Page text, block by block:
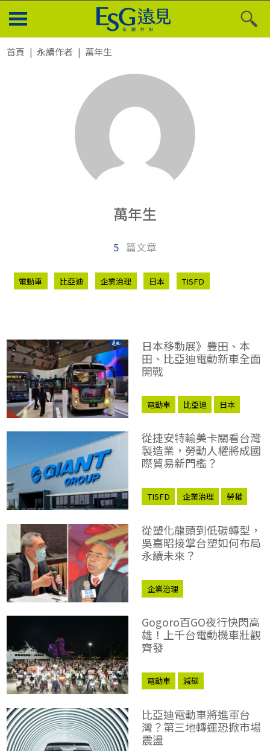
首頁 永續作者 萬年生
萬年生
5 篇文章
電動車 比亞迪 企業治理 日本 TISFD
日本移動展》豐田、本
田、比亞迪電動新車全面
開戰
電動車 比亞迪 日本
從捷安特輸美卡關看台灣
製造業，勞動人權將成國
際貿易新門檻？
TISFD 企業治理 勞權
從塑化龍頭到低碳轉型，
吳嘉昭接掌台塑如何布局
永續未來？
企業治理
Gogoro百GO夜行快閃高
雄！上千台電動機車壯觀
齊發
電動車 減碳
比亞迪電動車將進軍台
灣？第三地轉運恐掀市場
震盪